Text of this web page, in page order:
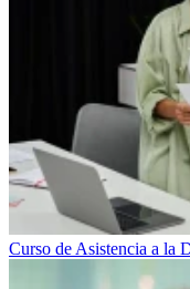
Curso de Asistencia a la